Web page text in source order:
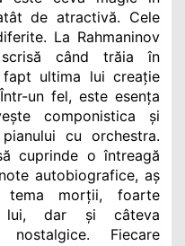
de atractivă. Cele
La Rahmaninov
când trăia în
ultima lui creație
un fel, este esența
componistica și
cu orchestra.
cuprinde o întreagă
autobiografice, aș
morții, foarte
lui, dar și câteva
nostalgice. Fiecare